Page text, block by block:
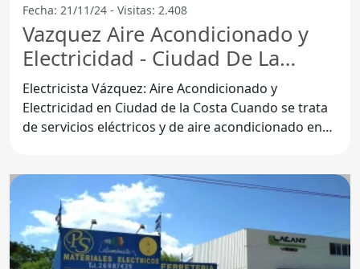
Fecha: 21/11/24 - Visitas: 2.408
Vazquez Aire Acondicionado y
Electricidad - Ciudad De La
Costa
Electricista Vázquez: Aire Acondicionado y
Electricidad en Ciudad de la Costa Cuando se trata
de servicios eléctricos y de aire acondicionado en